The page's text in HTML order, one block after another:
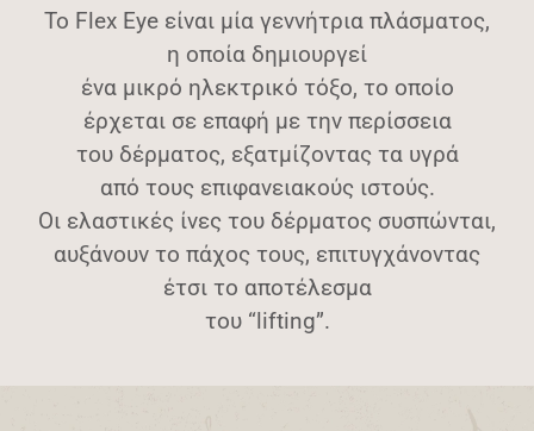
Το Flex Eye είναι μία γεννήτρια πλάσματος,
η οποία δημιουργεί
ένα μικρό ηλεκτρικό τόξο, το οποίο
έρχεται σε επαφή με την περίσσεια
του δέρματος, εξατμίζοντας τα υγρά
από τους επιφανειακούς ιστούς.
Οι ελαστικές ίνες του δέρματος συσπώνται,
αυξάνουν το πάχος τους, επιτυγχάνοντας
έτσι το αποτέλεσμα
του “lifting”.